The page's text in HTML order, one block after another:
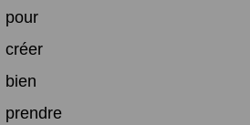
pour
créer
bien
prendre